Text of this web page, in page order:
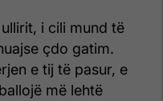
i cili mund të
çdo gatim.
e tij të pasur, e
më lehtë